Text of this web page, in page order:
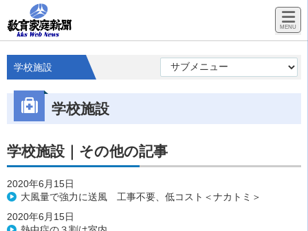
学校施設
学校施設
学校施設｜その他の記事
2020年6月15日
大風量で強力に送風 工事不要、低コスト＜ナカトミ＞
2020年6月15日